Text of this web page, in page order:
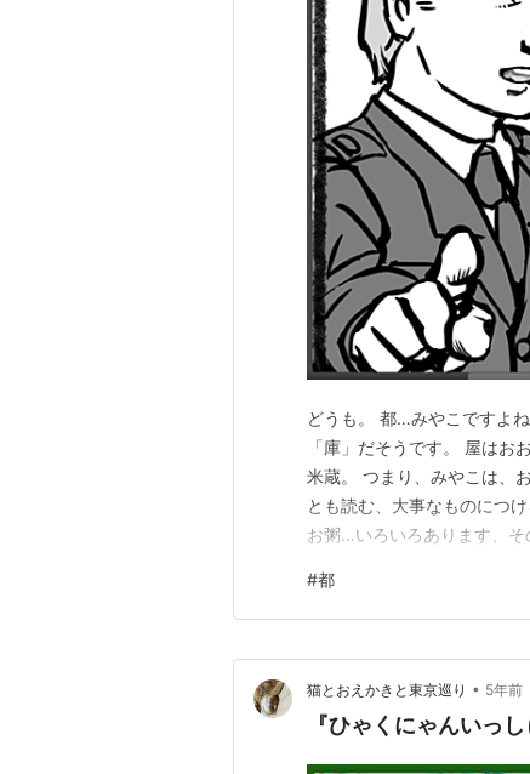
どうも。 都…みやこですよ
「庫」だそうです。 屋はお
米蔵。 つまり、みやこは、
とも読む、大事なものにつ
お粥…いろいろあります、
姿ではないと、いつも僕は
こうやって普段なんとも考
#都
猫とおえかきと東京巡り • 5年前
『ひゃくにゃんいっ